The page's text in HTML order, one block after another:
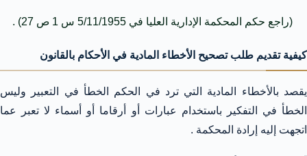
(راجع حكم المحكمة الإدارية العليا في 5/11/1955 س 1 ص 27) .
كيفية تقديم طلب تصحيح الأخطاء المادية في الأحكام بالقانون
يقصد بالأخطاء المادية التي ترد في الحكم الخطأ في التعبير وليس
الخطأ في التفكير باستخدام عبارات أو أرقاما أو أسماء لا تعبر عما
اتجهت إليه إرادة المحكمة .